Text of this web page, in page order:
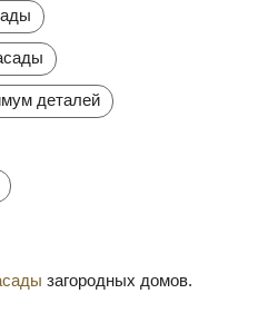
деталей
загородных домов.